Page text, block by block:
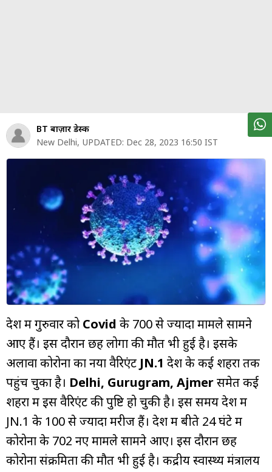
शेयर
बिजनेस
न्यूज
म्यूचुअल
फंड
BT बाज़ार डेस्क
New Delhi, UPDATED: Dec 28, 2023 16:50 IST
देश में गुरुवार को Covid के 700 से ज्यादा मामले सामने
आए हैं। इस दौरान छह लोगों की मौत भी हुई है। इसके
अलावा कोरोना का नया वैरिएंट JN.1 देश के कई शहरों तक
पहुंच चुका है। Delhi, Gurugram, Ajmerसमेत कई
शहरों में इस वैरिएंट की पुष्टि हो चुकी है। इस समय देश में
JN.1 के 100 से ज्यादा मरीज हैं। देश में बीते 24 घंटे में
कोरोना के 702 नए मामले सामने आए। इस दौरान छह
कोरोना संक्रमितों की मौत भी हुई है। केंद्रीय स्वास्थ्य मंत्रालय